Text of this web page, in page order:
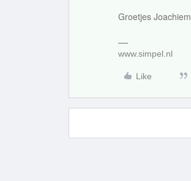
Groetjes Joachiem
www.simpel.nl
Like